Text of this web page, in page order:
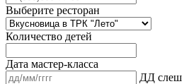
Выберите ресторан
Количество детей
Дата мастер-класса
ДД